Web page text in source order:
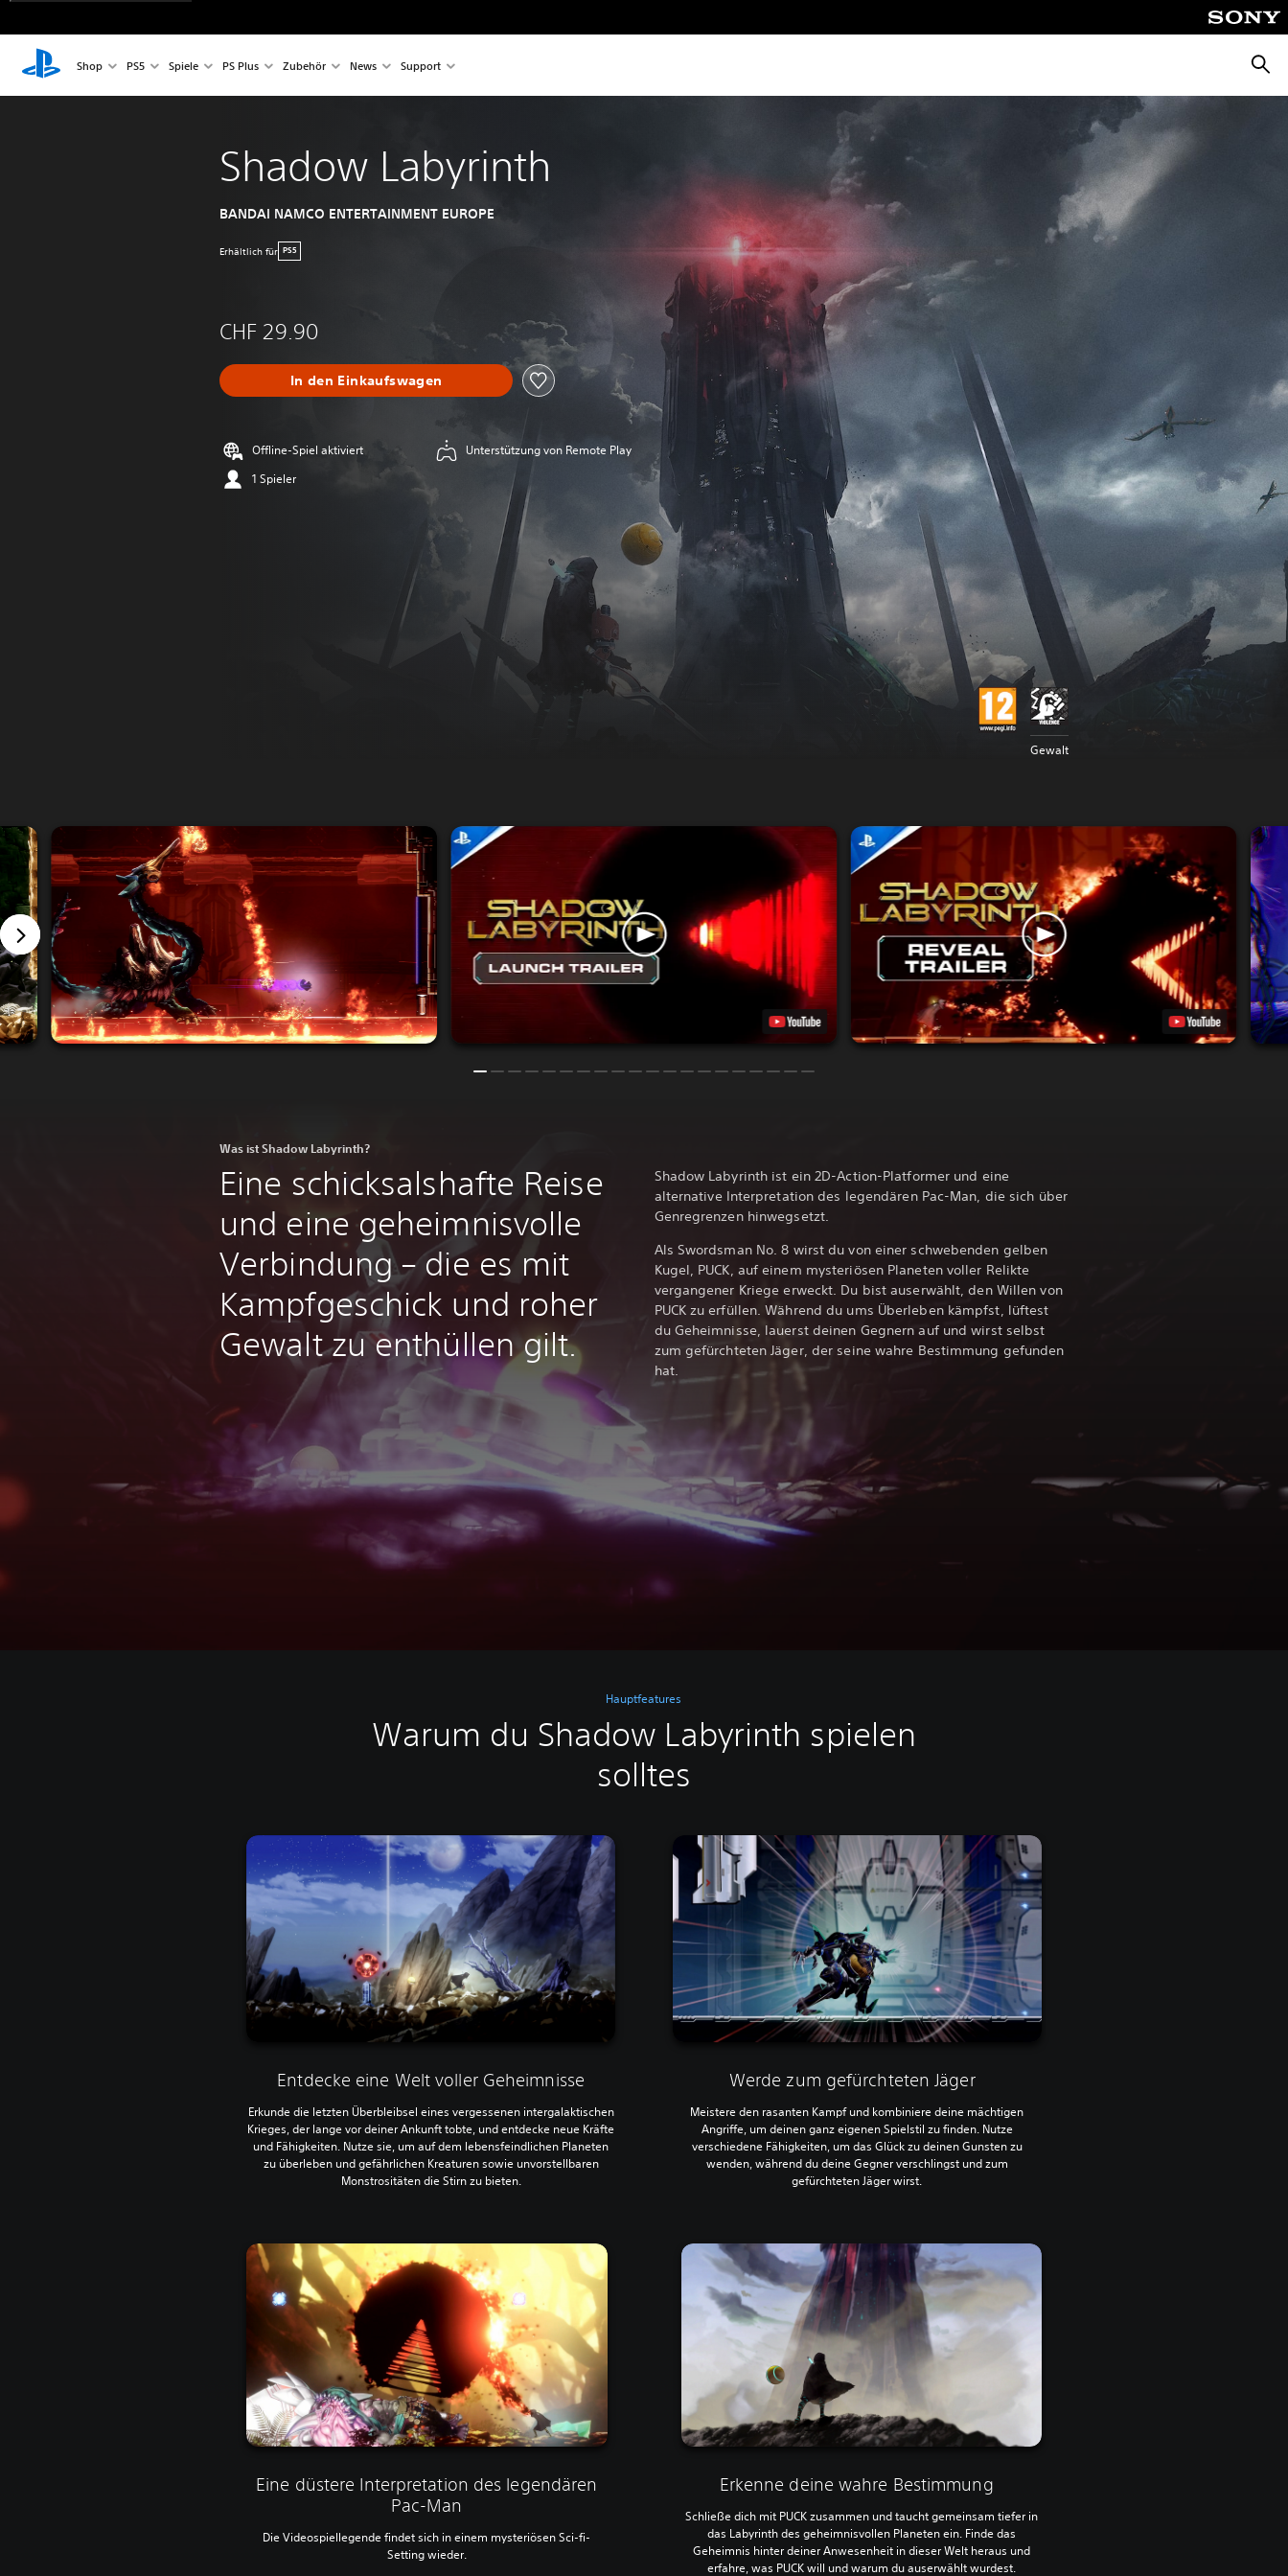
Shop PS5 Spiele PS Plus Zubehör News Support
Shadow Labyrinth
BANDAI NAMCO ENTERTAINMENT EUROPE
Erhältlich für PS5
CHF 29.90
In den Einkaufswagen
Offline-Spiel aktiviert
1 Spieler
Unterstützung von Remote Play
Gewalt
Was ist Shadow Labyrinth?
Eine schicksalshafte Reise
und eine geheimnisvolle
Verbindung – die es mit
Kampfgeschick und roher
Gewalt zu enthüllen gilt.
Shadow Labyrinth ist ein 2D-Action-Platformer und eine
alternative Interpretation des legendären Pac-Man, die sich über
Genregrenzen hinwegsetzt.
Als Swordsman No. 8 wirst du von einer schwebenden gelben
Kugel, PUCK, auf einem mysteriösen Planeten voller Relikte
vergangener Kriege erweckt. Du bist auserwählt, den Willen von
PUCK zu erfüllen. Während du ums Überleben kämpfst, lüftest
du Geheimnisse, lauerst deinen Gegnern auf und wirst selbst
zum gefürchteten Jäger, der seine wahre Bestimmung gefunden
hat.
Hauptfeatures
Warum du Shadow Labyrinth spielen
solltes
Entdecke eine Welt voller Geheimnisse
Erkunde die letzten Überbleibsel eines vergessenen intergalaktischen
Krieges, der lange vor deiner Ankunft tobte, und entdecke neue Kräfte
und Fähigkeiten. Nutze sie, um auf dem lebensfeindlichen Planeten
zu überleben und gefährlichen Kreaturen sowie unvorstellbaren
Monstrositäten die Stirn zu bieten.
Werde zum gefürchteten Jäger
Meistere den rasanten Kampf und kombiniere deine mächtigen
Angriffe, um deinen ganz eigenen Spielstil zu finden. Nutze
verschiedene Fähigkeiten, um das Glück zu deinen Gunsten zu
wenden, während du deine Gegner verschlingst und zum
gefürchteten Jäger wirst.
Eine düstere Interpretation des legendären
Pac-Man
Die Videospiellegende findet sich in einem mysteriösen Sci-fi-
Setting wieder.
Erkenne deine wahre Bestimmung
Schließe dich mit PUCK zusammen und taucht gemeinsam tiefer in
das Labyrinth des geheimnisvollen Planeten ein. Finde das
Geheimnis hinter deiner Anwesenheit in dieser Welt heraus und
erfahre, was PUCK will und warum du auserwählt wurdest.